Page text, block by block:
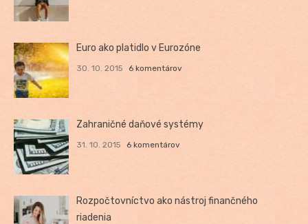
Euro ako platidlo v Eurozóne
30. 10. 2015 6 komentárov
Zahraničné daňové systémy
31. 10. 2015 6 komentárov
Rozpočtovníctvo ako nástroj finančného
riadenia